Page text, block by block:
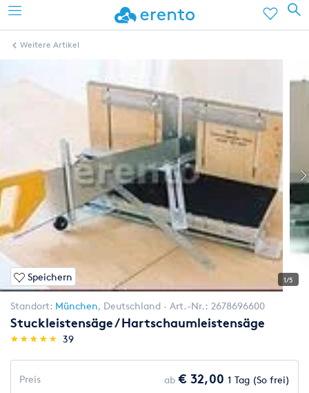
Weitere Artikel
Speichern 1/5
Standort: München, Deutschland Art.-Nr.: 2678696600
Stuckleistensäge / Hartschaumleistensäge
(*)
★
★
(*)★
★
(*) ★
★
(*) ★
★
(*) ★
★ 39
Preis ab € 32,00 1 Tag (So frei)